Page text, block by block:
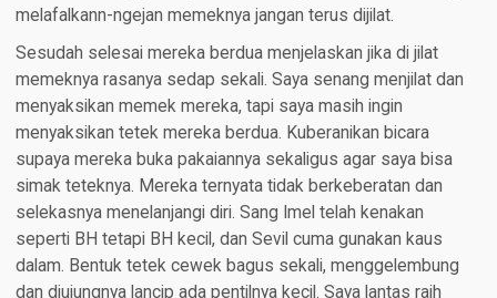
melafalkann-ngejan memeknya jangan terus dijilat.
Sesudah selesai mereka berdua menjelaskan jika di jilat
memeknya rasanya sedap sekali. Saya senang menjilat dan
menyaksikan memek mereka, tapi saya masih ingin
menyaksikan tetek mereka berdua. Kuberanikan bicara
supaya mereka buka pakaiannya sekaligus agar saya bisa
simak teteknya. Mereka ternyata tidak berkeberatan dan
selekasnya menelanjangi diri. Sang Imel telah kenakan
seperti BH tetapi BH kecil, dan Sevil cuma gunakan kaus
dalam. Bentuk tetek cewek bagus sekali, menggelembung
dan diujungnya lancip ada pentilnya kecil. Saya lantas raih